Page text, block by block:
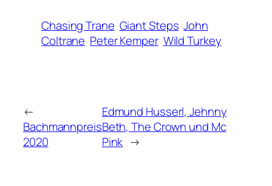
Chasing Trane Giant Steps John
Coltrane Peter Kemper Wild Turkey
←
Bachmannpreis
2020
Edmund Husserl, Jehnny
Beth, The Crown und Mc
Pink →